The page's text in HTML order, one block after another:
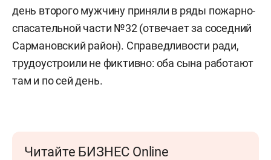
день второго мужчину приняли в ряды пожарно-
спасательной части №32 (отвечает за соседний
Сармановский район). Справедливости ради,
трудоустроили не фиктивно: оба сына работают
там и по сей день.
Читайте БИЗНЕС Online